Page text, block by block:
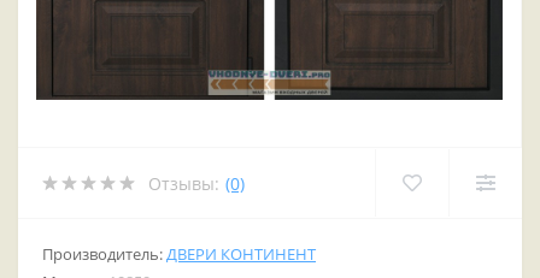
Отзывы: (0)
Производитель:ДВЕРИ КОНТИНЕНТ